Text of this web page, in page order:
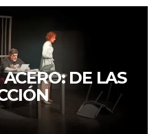
DE LAS